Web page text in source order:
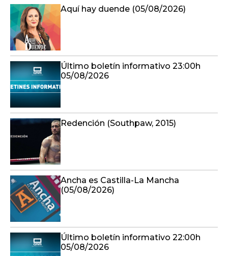
Aquí hay duende (05/08/2026)
Último boletín informativo 23:00h
05/08/2026
Redención (Southpaw, 2015)
Ancha es Castilla-La Mancha
(05/08/2026)
Último boletín informativo 22:00h
05/08/2026